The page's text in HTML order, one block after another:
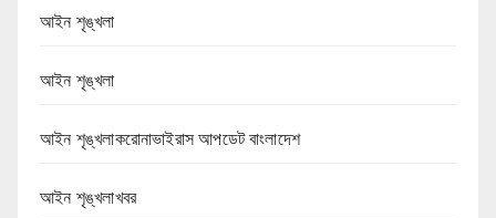
আইন শৃঙ্খলা
আইন শৃঙ্খলা
আইন শৃঙ্খলাকরোনাভাইরাস আপডেট বাংলাদেশ
আইন শৃঙ্খলাখবর